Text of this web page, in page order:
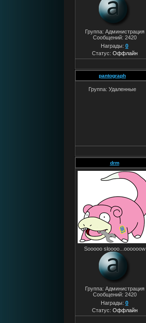
Группа: Администрация
Сообщений: 2420
Награды: 0
Статус: Оффлайн
pantograph
Группа: Удаленные
drm
Sooooo sloooo...oooooow
Группа: Администрация
Сообщений: 2420
Награды: 0
Статус: Оффлайн